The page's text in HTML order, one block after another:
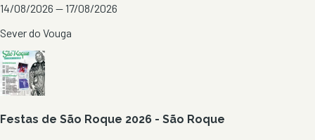
14/08/2026 — 17/08/2026
Sever do Vouga
Festas de São Roque 2026 - São Roque